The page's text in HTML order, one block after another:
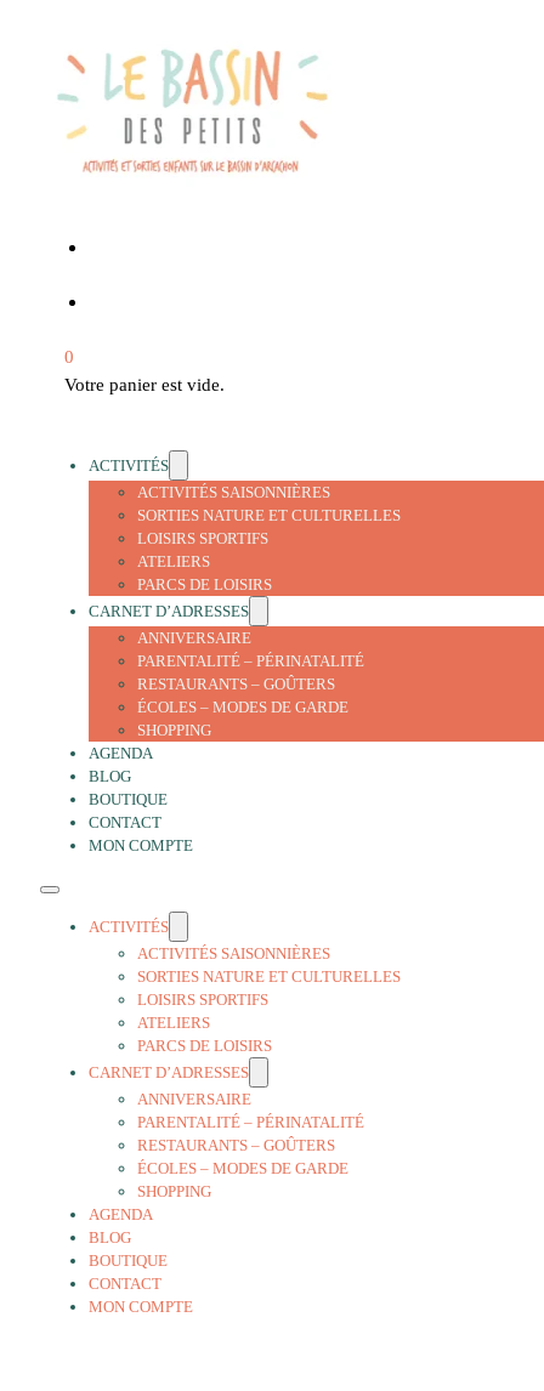
0
Votre panier est vide.
ACTIVITÉS
ACTIVITÉS SAISONNIÈRES
SORTIES NATURE ET CULTURELLES
LOISIRS SPORTIFS
ATELIERS
PARCS DE LOISIRS
CARNET D’ADRESSES
ANNIVERSAIRE
PARENTALITÉ – PÉRINATALITÉ
RESTAURANTS – GOÛTERS
ÉCOLES – MODES DE GARDE
SHOPPING
AGENDA
BLOG
BOUTIQUE
CONTACT
MON COMPTE
ACTIVITÉS
ACTIVITÉS SAISONNIÈRES
SORTIES NATURE ET CULTURELLES
LOISIRS SPORTIFS
ATELIERS
PARCS DE LOISIRS
CARNET D’ADRESSES
ANNIVERSAIRE
PARENTALITÉ – PÉRINATALITÉ
RESTAURANTS – GOÛTERS
ÉCOLES – MODES DE GARDE
SHOPPING
AGENDA
BLOG
BOUTIQUE
CONTACT
MON COMPTE